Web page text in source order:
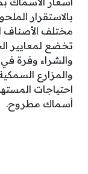
بالاستقرار
مختلف الأصناف
تخضع لمعايير
والشراء وفرة
والمزارع
احتياجات
أسماك مطروح.